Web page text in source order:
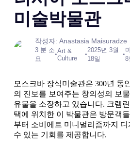
미술박물관
작성자: Anastasia Maisuradze
3 분 소
요
•Art &
Culture
•
2025년 3월
18일
•
8
모스크바 장식미술관은 300년 동
의 진보를 보여주는 창의성의 보
유물을 소장하고 있습니다. 크렘
택에 위치한 이 박물관은 방문객
부터 소비에트 미니멀리즘까지
수 있는 기회를 제공합니다.